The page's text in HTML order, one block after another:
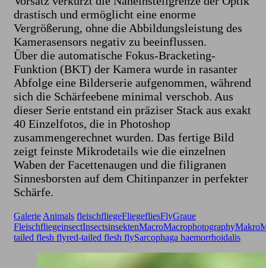
drastisch und ermöglicht eine enorme
Vergrößerung, ohne die Abbildungsleistung des
Kamerasensors negativ zu beeinflussen.
​Über die automatische Fokus-Bracketing-
Funktion (BKT) der Kamera wurde in rasanter
Abfolge eine Bilderserie aufgenommen, während
sich die Schärfeebene minimal verschob. Aus
dieser Serie entstand ein präziser Stack aus exakt
40 Einzelfotos, die in Photoshop
zusammengerechnet wurden. Das fertige Bild
zeigt feinste Mikrodetails wie die einzelnen
Waben der Facettenaugen und die filigranen
Sinnesborsten auf dem Chitinpanzer in perfekter
Schärfe.
Galerie Animals fleischfliegeFliegefliesFlyGraue
FleischfliegeinsectInsectsinsektenMacroMacrophotographyMakro
tailed flesh flyred-tailed flesh flySarcophaga haemorrhoidalis